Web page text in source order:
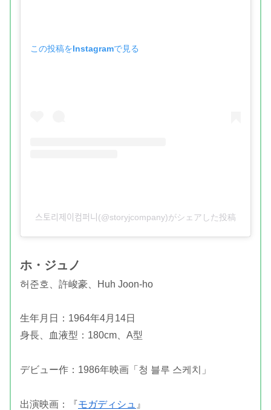
この投稿をInstagramで見る
스토리제이컴퍼니(@storyjcompany)がシェアした投稿
ホ・ジュノ
허준호、許峻豪、Huh Joon-ho
生年月日：1964年4月14日
身長、血液型：180cm、A型
デビュー作：1986年映画「청 블루 스케치」
出演映画：『モガディシュ 』